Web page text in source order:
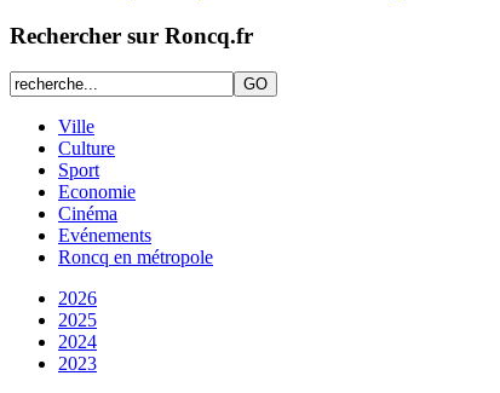
Rechercher sur Roncq.fr
Ville
Culture
Sport
Economie
Cinéma
Evénements
Roncq en métropole
2026
2025
2024
2023